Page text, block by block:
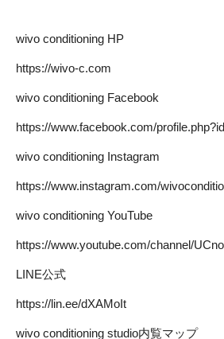
wivo conditioning HP
https://wivo-c.com
wivo conditioning Facebook
https://www.facebook.com/
wivo conditioning Instagram
https://www.instagram.com/
wivo conditioning YouTube
https://www.youtube.com/channel/
LINE公式
https://lin.ee/dXAMoIt
wivo conditioning studio内覧マップ